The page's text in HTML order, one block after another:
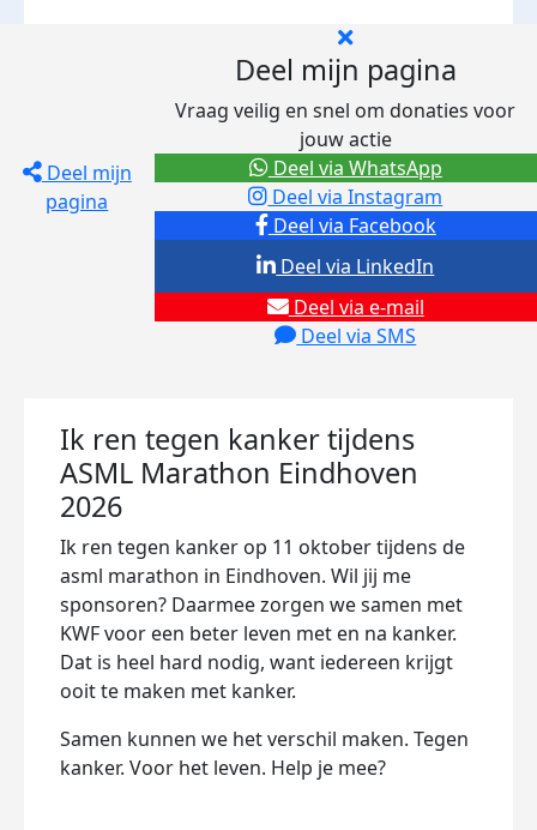
Deel mijn
pagina
Deel mijn pagina
Vraag veilig en snel om donaties voor
jouw actie
Deel via Facebook
Deel via Instagram
Deel via e-mail
Deel via SMS
Deel via LinkedIn
Deel via WhatsApp
Ik ren tegen kanker tijdens
ASML Marathon Eindhoven
2026
Ik ren tegen kanker op 11 oktober tijdens de
asml marathon in Eindhoven. Wil jij me
sponsoren? Daarmee zorgen we samen met
KWF voor een beter leven met en na kanker.
Dat is heel hard nodig, want iedereen krijgt
ooit te maken met kanker.
Samen kunnen we het verschil maken. Tegen
kanker. Voor het leven. Help je mee?